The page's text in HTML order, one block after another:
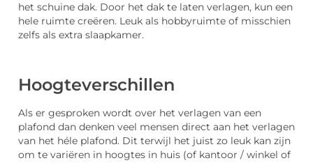
het schuine dak. Door het dak te laten verlagen, kun een
hele ruimte creëren. Leuk als hobbyruimte of misschien
zelfs als extra slaapkamer.
Hoogteverschillen
Als er gesproken wordt over het verlagen van een
plafond dan denken veel mensen direct aan het verlagen
van het héle plafond. Dit terwijl het juist zo leuk kan zijn
om te variëren in hoogtes in huis (of kantoor / winkel of